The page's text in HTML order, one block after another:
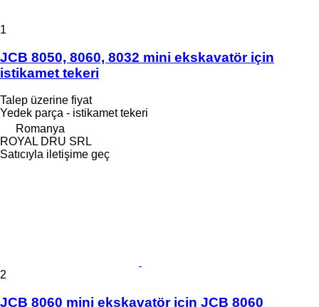
1
JCB 8050, 8060, 8032 mini ekskavatör için
istikamet tekeri
Talep üzerine fiyat
Yedek parça - istikamet tekeri
Romanya
ROYAL DRU SRL
Satıcıyla iletişime geç
2
JCB 8060 mini ekskavatör için JCB 8060